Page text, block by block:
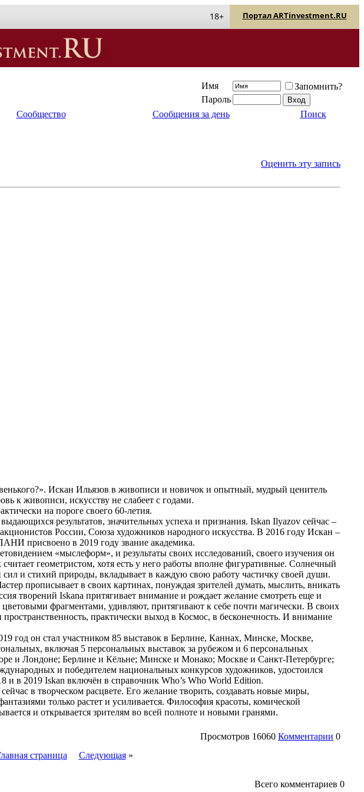
Портал ARTinvestment.RU
18+
Имя
Запомнить?
Пароль
Сообщество Сообщения за день Поиск
Оценить эту запись
Искан Ильязов в живописи и новичок и опытный, мудрый ценитель
к живописи, искусству не слабеет с годами.
на пороге своего 60-летия.
результатов, значительных успеха и признания. Iskan Ilyazov сейчас –
России, Союза художников народного искусства. В 2016 году Искан –
присвоено в 2019 году звание академика.
«мыслеформ», и результаты своих исследований, своего изучения он
геометристом, хотя есть у него работы вполне фигуративные. Солнечный
и стихий природы, вкладывает в каждую свою работу частичку своей души.
прописывает в своих картинах, понуждая зрителей думать, мыслить, вникать
творений Iskanа притягивает внимание и рождает желание смотреть еще и
фрагментами, удивляют, притягивают к себе почти магически. В своих
практически выход в Космос, в бесконечность. И внимание
год он стал участником 85 выставок в Берлине, Каннах, Минске, Москве,
включая 5 персональных выставок за рубежом и 6 персональных
и Лондоне; Берлине и Кёльне; Минске и Монако; Москве и Санкт-Петербурге;
и победителем национальных конкурсов художников, удостоился
и в 2019 Iskan включён в справочник Who’s Who World Edition.
в творческом расцвете. Его желание творить, создавать новые миры,
только растет и усиливается. Философия красоты, комической
и открывается зрителям во всей полноте и новыми гранями.
Просмотров 16060 Комментарии 0
страница Следующая»
Всего комментариев 0